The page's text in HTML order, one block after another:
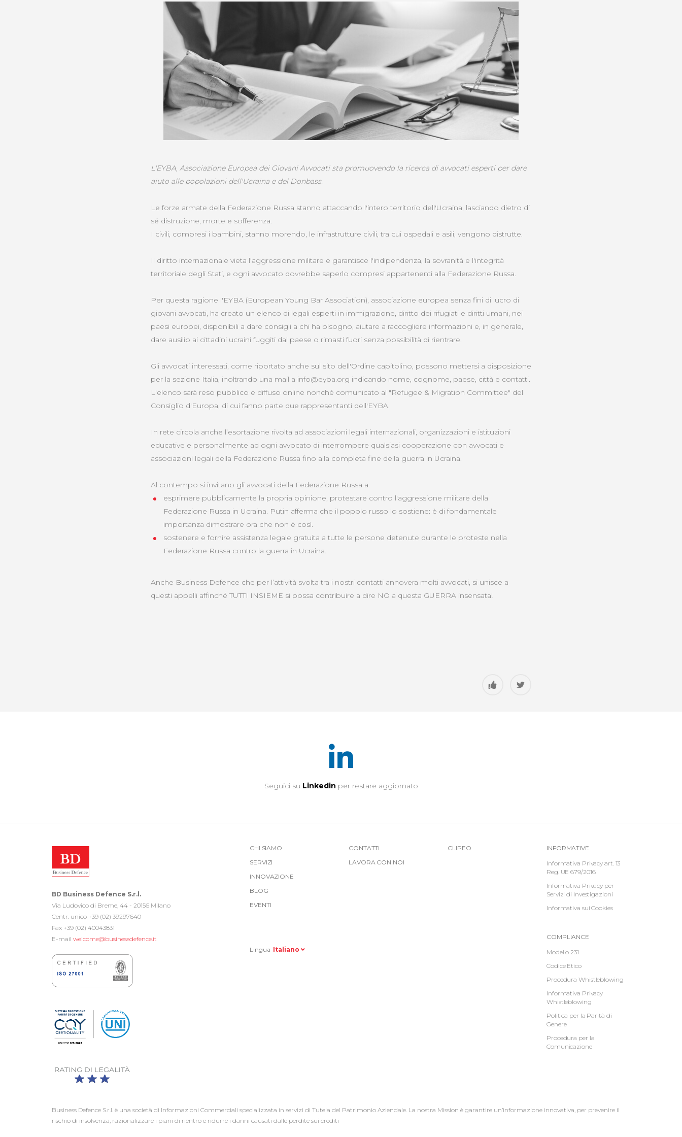
L'EYBA, Associazione Europea dei Giovani Avvocati sta promuovendo la ricerca di avvocati esperti per dare
aiuto alle popolazioni dell'Ucraina e del Donbass.
Le forze armate della Federazione Russa stanno attaccando l'intero territorio dell'Ucraina, lasciando dietro di
sé distruzione, morte e sofferenza.
I civili, compresi i bambini, stanno morendo, le infrastrutture civili, tra cui ospedali e asili, vengono distrutte.
Il diritto internazionale vieta l'aggressione militare e garantisce l'indipendenza, la sovranità e l'integrità
territoriale degli Stati, e ogni avvocato dovrebbe saperlo compresi appartenenti alla Federazione Russa.
Per questa ragione l'EYBA (European Young Bar Association), associazione europea senza fini di lucro di
giovani avvocati, ha creato un elenco di legali esperti in immigrazione, diritto dei rifugiati e diritti umani, nei
paesi europei, disponibili a dare consigli a chi ha bisogno, aiutare a raccogliere informazioni e, in generale,
dare ausilio ai cittadini ucraini fuggiti dal paese o rimasti fuori senza possibilità di rientrare.
Gli avvocati interessati, come riportato anche sul sito dell'Ordine capitolino, possono mettersi a disposizione
per la sezione Italia, inoltrando una mail a info@eyba.org indicando nome, cognome, paese, città e contatti.
L'elenco sarà reso pubblico e diffuso online nonché comunicato al "Refugee & Migration Committee" del
Consiglio d'Europa, di cui fanno parte due rappresentanti dell'EYBA.
In rete circola anche l’esortazione rivolta ad associazioni legali internazionali, organizzazioni e istituzioni
educative e personalmente ad ogni avvocato di interrompere qualsiasi cooperazione con avvocati e
associazioni legali della Federazione Russa fino alla completa fine della guerra in Ucraina.
Al contempo si invitano gli avvocati della Federazione Russa a:
esprimere pubblicamente la propria opinione, protestare contro l'aggressione militare della
Federazione Russa in Ucraina. Putin afferma che il popolo russo lo sostiene: è di fondamentale
importanza dimostrare ora che non è così.
sostenere e fornire assistenza legale gratuita a tutte le persone detenute durante le proteste nella
Federazione Russa contro la guerra in Ucraina.
Anche Business Defence che per l’attività svolta tra i nostri contatti annovera molti avvocati, si unisce a
questi appelli affinché TUTTI INSIEME si possa contribuire a dire NO a questa GUERRA insensata!
Seguici su Linkedin per restare aggiornato
BD Business Defence S.r.l.
Via Ludovico di Breme, 44 - 20156 Milano
Centr. unico +39 (02) 39297640
Fax +39 (02) 40043831
E-mail welcome@businessdefence.it
CHI SIAMO
SERVIZI
INNOVAZIONE
BLOG
EVENTI
More
Link
CONTATTI
LAVORA CON NOI
Top
CLIPEO
Lingua Italiano
Informative
Footer
INFORMATIVE
Informativa Privacy art. 13
Reg. UE 679/2016
Informativa Privacy per
Servizi di Investigazioni
Informativa sui Cookies
Informative
Footer
2
COMPLIANCE
Modello 231
Codice Etico
Procedura Whistleblowing
Informativa Privacy
Whistleblowing
Politica per la Parità di
Genere
Procedura per la
Comunicazione
Business Defence S.r.l. è una società di Informazioni Commerciali specializzata in servizi di Tutela del Patrimonio Aziendale. La nostra Mission è garantire un’informazione innovativa, per prevenire il
rischio di insolvenza, razionalizzare i piani di rientro e ridurre i danni causati dalle perdite sui crediti